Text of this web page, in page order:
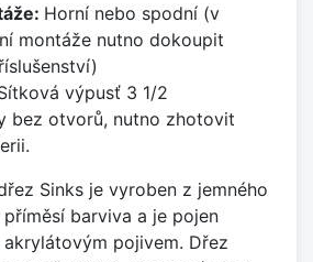
Horní nebo spodní (v
montáže nutno dokoupit
výpusť 3 1/2
bez otvorů, nutno zhotovit
Sinks je vyroben z jemného
barviva a je pojen
pojivem. Dřez